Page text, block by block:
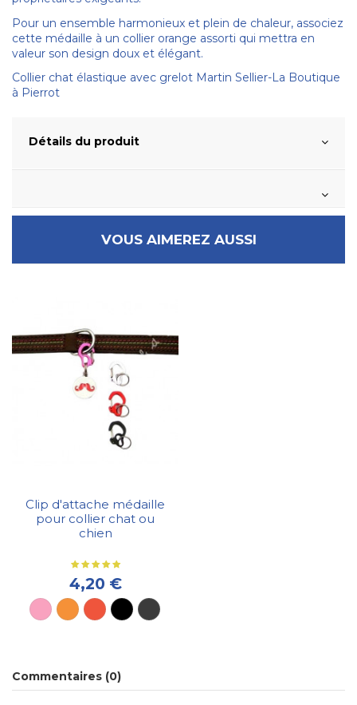
Pour un ensemble harmonieux et plein de chaleur, associez
cette médaille à un collier orange assorti qui mettra en
valeur son design doux et élégant.
Collier chat élastique avec grelot Martin Sellier-La Boutique
à Pierrot
Détails du produit
VOUS AIMEREZ AUSSI
Clip d'attache médaille
pour collier chat ou
chien
4,20 €
Commentaires (0)